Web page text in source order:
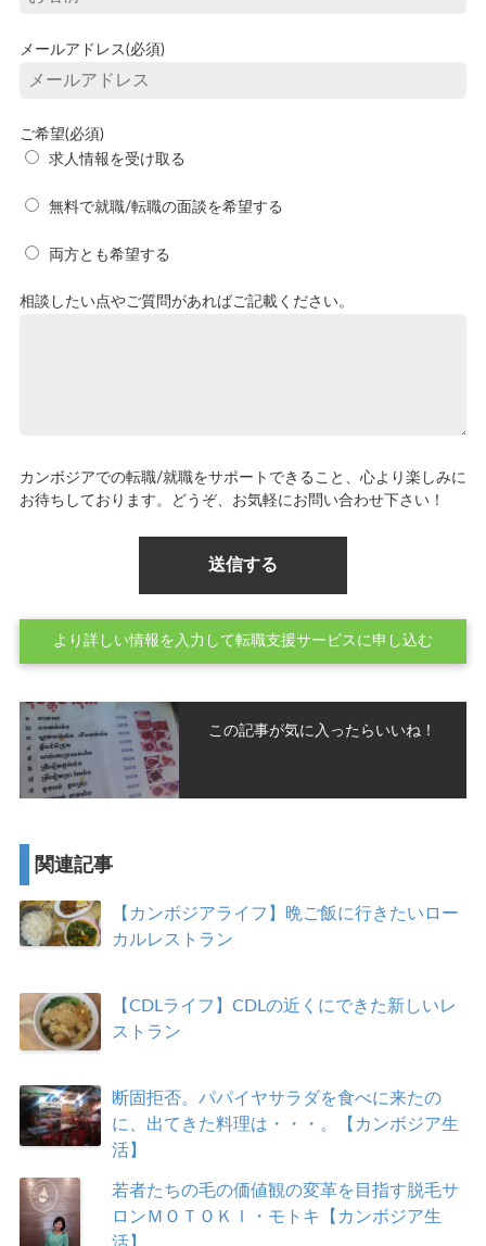
メールアドレス(必須)
ご希望(必須)
求人情報を受け取る
無料で就職/転職の面談を希望する
両方とも希望する
相談したい点やご質問があればご記載ください。
カンボジアでの転職/就職をサポートできること、心より楽しみに
お待ちしております。どうぞ、お気軽にお問い合わせ下さい！
より詳しい情報を入力して転職支援サービスに申し込む
この記事が気に入ったらいいね！
関連記事
【カンボジアライフ】晩ご飯に行きたいロー
カルレストラン
【CDLライフ】CDLの近くにできた新しいレ
ストラン
断固拒否。パパイヤサラダを食べに来たの
に、出てきた料理は・・・。【カンボジア生
活】
若者たちの毛の価値観の変革を目指す脱毛サ
ロンＭＯＴＯＫＩ・モトキ【カンボジア生